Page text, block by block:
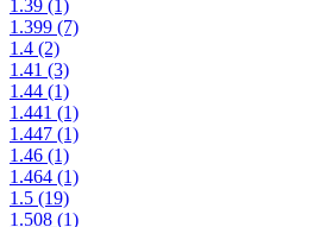
1.39 (1)
1.399 (7)
1.4 (2)
1.41 (3)
1.44 (1)
1.441 (1)
1.447 (1)
1.46 (1)
1.464 (1)
1.5 (19)
1.508 (1)